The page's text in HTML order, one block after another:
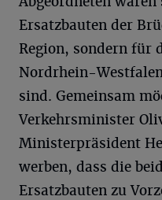
Ersatzbauten der
Region, sondern für
Nordrhein-
sind. Gemeinsam
Verkehrsminister
Ministerpräsident
werben, dass die
Ersatzbauten zu